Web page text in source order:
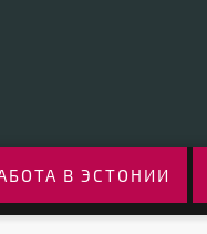
В ЭСТОНИИ